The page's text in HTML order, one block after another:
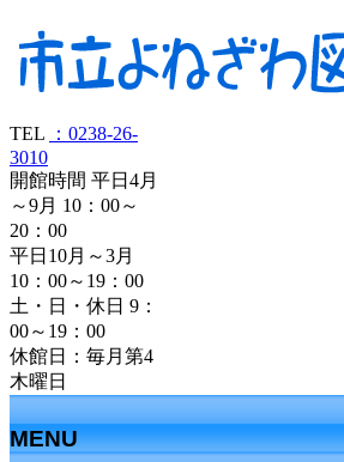
TEL
：0238-26-
3010
開館時間 平日4月
～9月 10：00～
20：00
平日10月～3月
10：00～19：00
土・日・休日 9：
00～19：00
休館日：毎月第4
木曜日
MENU